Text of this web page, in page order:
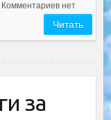
Комментариев нет
Читать
за